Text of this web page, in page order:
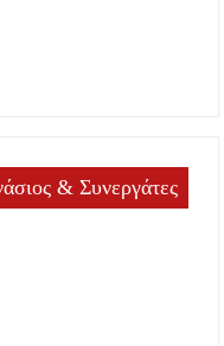
& Συνεργάτες